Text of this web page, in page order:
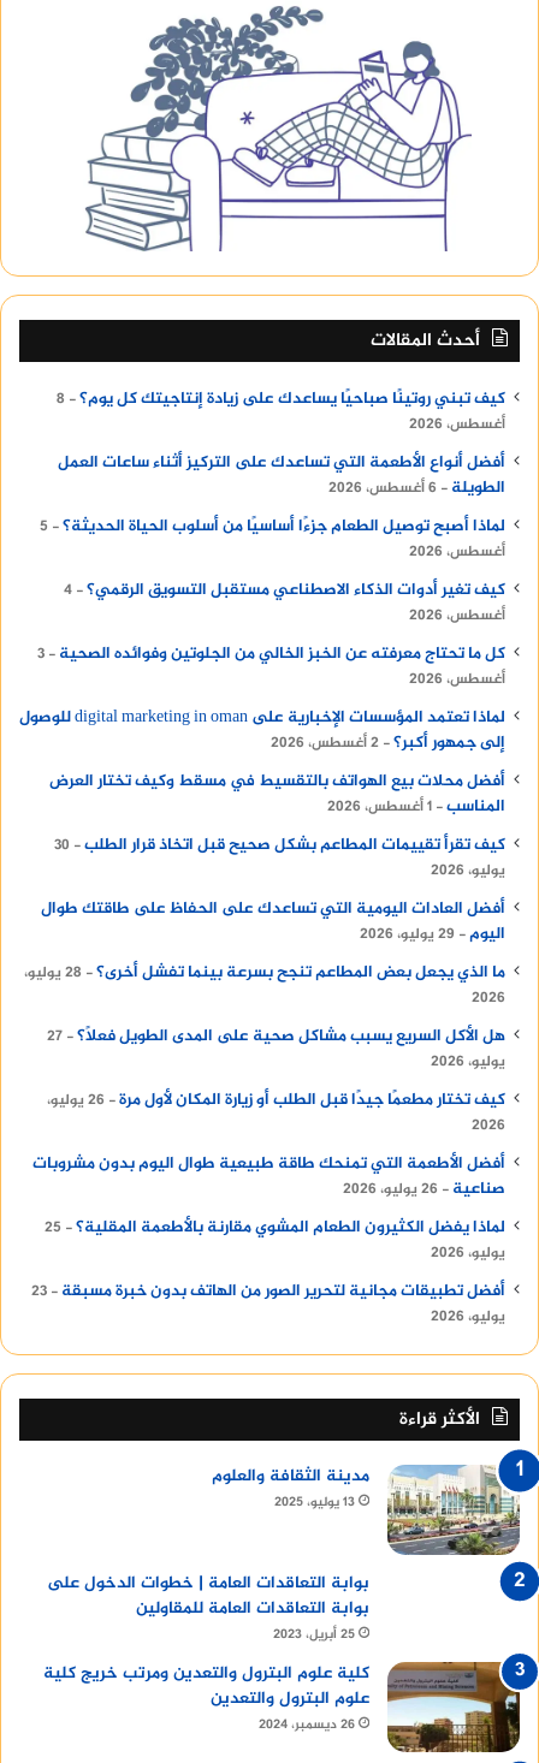
أحدث المقالات
كيف تبني روتينًا صباحيًا يساعدك على زيادة إنتاجيتك كل يوم؟
8
أغسطس، 2026
أفضل أنواع الأطعمة التي تساعدك على التركيز أثناء ساعات العمل
الطويلة
6 أغسطس، 2026
لماذا أصبح توصيل الطعام جزءًا أساسيًا من أسلوب الحياة الحديثة؟
5
أغسطس، 2026
كيف تغير أدوات الذكاء الاصطناعي مستقبل التسويق الرقمي؟ 4
أغسطس، 2026
كل ما تحتاج معرفته عن الخبز الخالي من الجلوتين وفوائده الصحية
3
أغسطس، 2026
لماذا تعتمد المؤسسات الإخبارية على digital marketing in oman للوصول
إلى جمهور أكبر؟ 2 أغسطس، 2026
أفضل محلات بيع الهواتف بالتقسيط في مسقط وكيف تختار العرض
المناسب 1 أغسطس، 2026
كيف تقرأ تقييمات المطاعم بشكل صحيح قبل اتخاذ قرار الطلب
30
يوليو، 2026
أفضل العادات اليومية التي تساعدك على الحفاظ على طاقتك طوال
اليوم
29 يوليو، 2026
ما الذي يجعل بعض المطاعم تنجح بسرعة بينما تفشل أخرى؟
28 يوليو،
2026
هل الأكل السريع يسبب مشاكل صحية على المدى الطويل فعلًا؟ 27
يوليو، 2026
كيف تختار مطعمًا جيدًا قبل الطلب أو زيارة المكان لأول مرة
26 يوليو،
2026
أفضل الأطعمة التي تمنحك طاقة طبيعية طوال اليوم بدون مشروبات
صناعية
26 يوليو، 2026
لماذا يفضل الكثيرون الطعام المشوي مقارنة بالأطعمة المقلية؟
25
يوليو، 2026
أفضل تطبيقات مجانية لتحرير الصور من الهاتف بدون خبرة مسبقة
23
يوليو، 2026
الأكثر قراءة
مدينة الثقافة والعلوم
13 يوليو، 2025
بوابة التعاقدات العامة | خطوات الدخول على
بوابة التعاقدات العامة للمقاولين
25 أبريل، 2023
كلية علوم البترول والتعدين ومرتب خريج كلية
علوم البترول والتعدين
26 ديسمبر، 2024